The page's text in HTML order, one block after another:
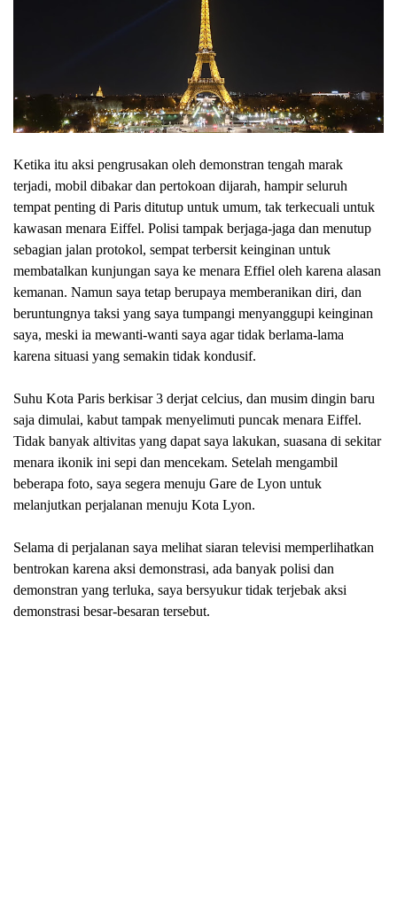
Ketika itu aksi pengrusakan oleh demonstran tengah marak
terjadi, mobil dibakar dan pertokoan dijarah, hampir seluruh
tempat penting di Paris ditutup untuk umum, tak terkecuali untuk
kawasan menara Eiffel. Polisi tampak berjaga-jaga dan menutup
sebagian jalan protokol, sempat terbersit keinginan untuk
membatalkan kunjungan saya ke menara Effiel oleh karena alasan
kemanan. Namun saya tetap berupaya memberanikan diri, dan
beruntungnya taksi yang saya tumpangi menyanggupi keinginan
saya, meski ia mewanti-wanti saya agar tidak berlama-lama
karena situasi yang semakin tidak kondusif.
Suhu Kota Paris berkisar 3 derjat celcius, dan musim dingin baru
saja dimulai, kabut tampak menyelimuti puncak menara Eiffel.
Tidak banyak altivitas yang dapat saya lakukan, suasana di sekitar
menara ikonik ini sepi dan mencekam. Setelah mengambil
beberapa foto, saya segera menuju Gare de Lyon untuk
melanjutkan perjalanan menuju Kota Lyon.
Selama di perjalanan saya melihat siaran televisi memperlihatkan
bentrokan karena aksi demonstrasi, ada banyak polisi dan
demonstran yang terluka, saya bersyukur tidak terjebak aksi
demonstrasi besar-besaran tersebut.